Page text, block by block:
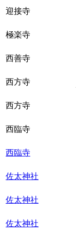
迎接寺
極楽寺
西善寺
西方寺
西方寺
西臨寺
西臨寺
佐太神社
佐太神社
佐太神社